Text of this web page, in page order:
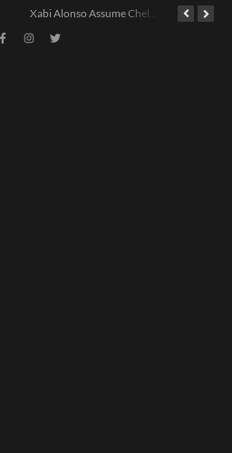
Xabi Alonso Assume Chelsea: Nova Estratégia Gerencial e Contrato Até 2030